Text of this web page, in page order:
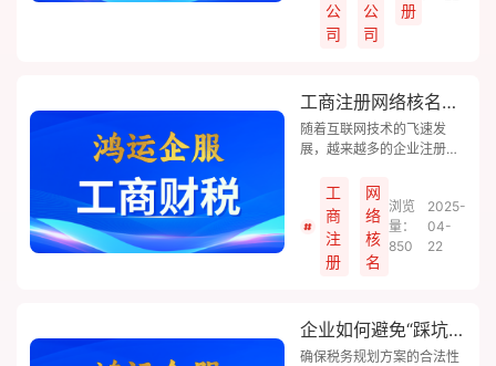
公
司
公
司
册
工商注册网络核名是什么？
随着互联网技术的飞速发
展，越来越多的企业注册流
商注册网络核名便是其中的
重要环节。鸿运企服小编将
为您详细介绍工商注册网络
核名的流程、注意事项以及
带来的便捷体验。
工
商
注
册
网
络
核
名
浏览
量：
850
2025-
04-
22
企业如何避免“踩坑”，实现合法节税？
确保税务规划方案的合法性